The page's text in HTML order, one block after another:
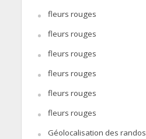
fleurs rouges
fleurs rouges
fleurs rouges
fleurs rouges
fleurs rouges
fleurs rouges
Géolocalisation des randos